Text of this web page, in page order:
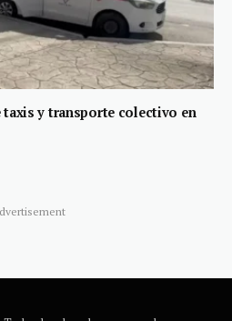
taxis y transporte colectivo en